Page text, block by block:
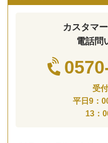
カスタマ
電話問
受
平日9：
13：